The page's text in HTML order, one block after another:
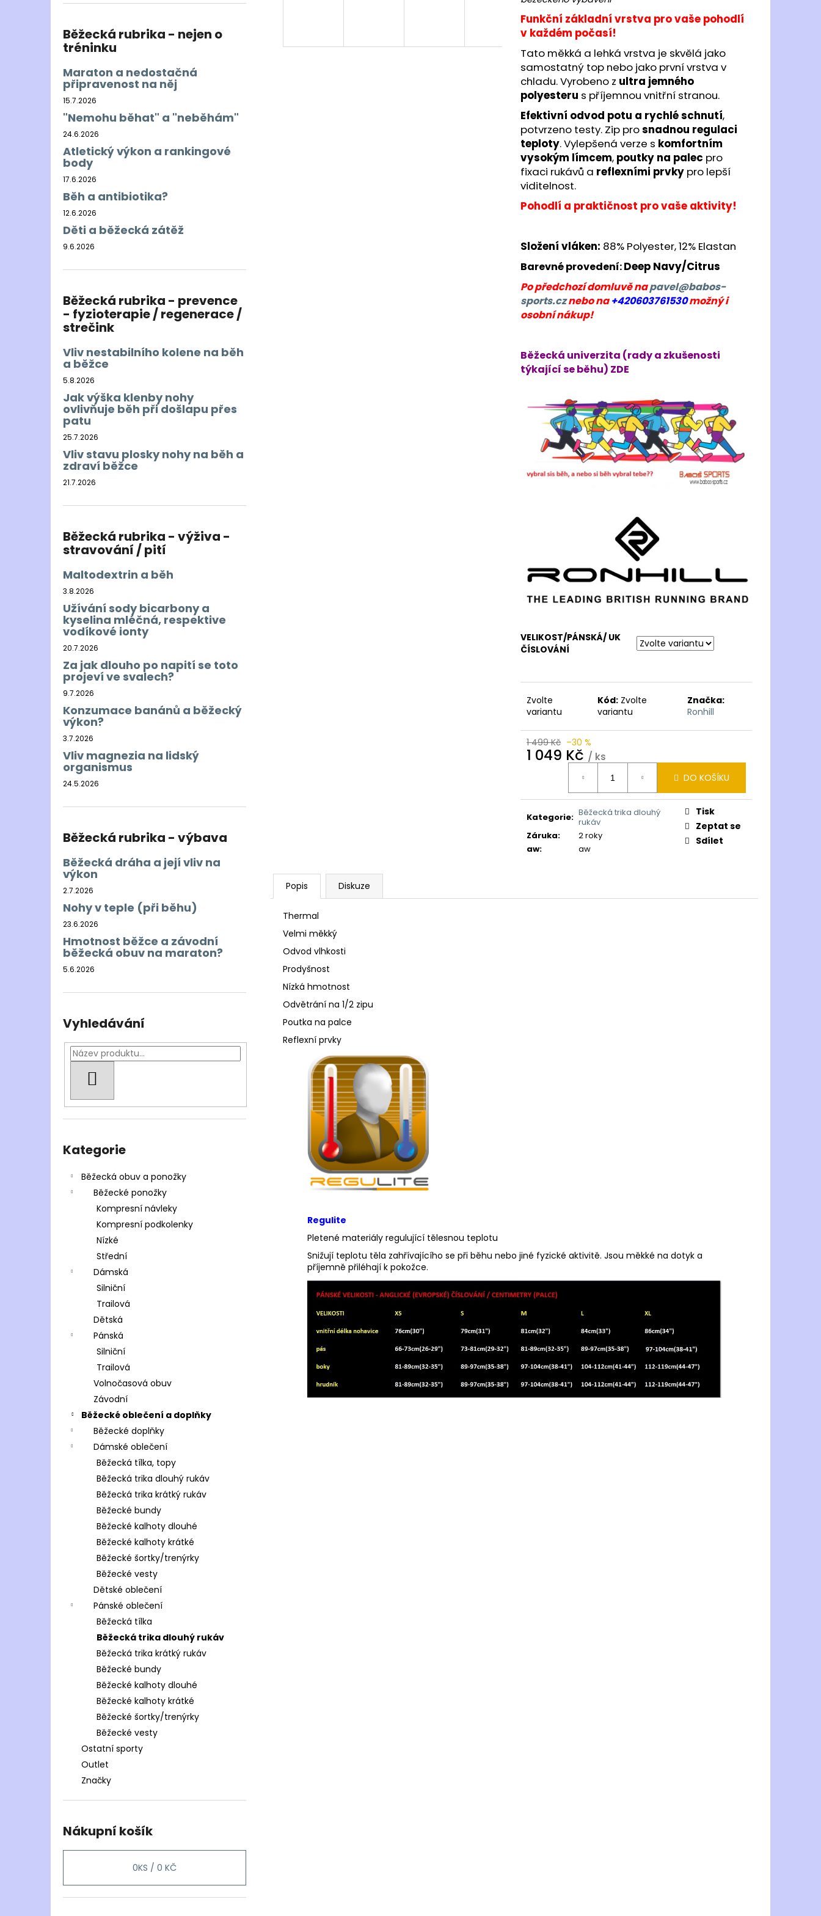
Běžecká rubrika - nejen o
tréninku
Maraton a nedostačná
připravenost na něj
15.7.2026
"Nemohu běhat" a "neběhám"
24.6.2026
Atletický výkon a rankingové
body
17.6.2026
Běh a antibiotika?
12.6.2026
Děti a běžecká zátěž
9.6.2026
Běžecká rubrika - prevence
- fyzioterapie / regenerace /
strečink
Vliv nestabilního kolene na běh
a běžce
5.8.2026
Jak výška klenby nohy
ovlivňuje běh při došlapu přes
patu
25.7.2026
Vliv stavu plosky nohy na běh a
zdraví běžce
21.7.2026
Běžecká rubrika - výživa -
stravování / pití
Maltodextrin a běh
3.8.2026
Užívání sody bicarbony a
kyselina mléčná, respektive
vodíkové ionty
20.7.2026
Za jak dlouho po napití se toto
projeví ve svalech?
9.7.2026
Konzumace banánů a běžecký
výkon?
3.7.2026
Vliv magnezia na lidský
organismus
24.5.2026
Běžecká rubrika - výbava
Běžecká dráha a její vliv na
výkon
2.7.2026
Nohy v teple (při běhu)
23.6.2026
Hmotnost běžce a závodní
běžecká obuv na maraton?
5.6.2026
Vyhledávání
kategorie
Kategorie
Běžecká obuv a ponožky
Běžecké ponožky
Kompresní návleky
Kompresní podkolenky
Nízké
Střední
Dámská
Silniční
Trailová
Dětská
Pánská
Silniční
Trailová
Volnočasová obuv
Závodní
Běžecké oblečení a doplňky
Běžecké doplňky
Dámské oblečení
Běžecká tílka, topy
Běžecká trika dlouhý rukáv
Běžecká trika krátký rukáv
Běžecké bundy
Běžecké kalhoty dlouhé
Běžecké kalhoty krátké
Běžecké šortky/trenýrky
Běžecké vesty
Dětské oblečení
Pánské oblečení
Běžecká tílka
Běžecká trika dlouhý rukáv
Běžecká trika krátký rukáv
Běžecké bundy
Běžecké kalhoty dlouhé
Běžecké kalhoty krátké
Běžecké šortky/trenýrky
Běžecké vesty
Ostatní sporty
Outlet
Značky
Nákupní košík
0KS / 0 KČ
Funkční základní vrstva pro vaše pohodlí
v každém počasí!
Tato měkká a lehká vrstva je skvělá jako
samostatný top nebo jako první vrstva v
chladu. Vyrobeno z ultra jemného
polyesteru s příjemnou vnitřní stranou.
Efektivní odvod potu a rychlé schnutí,
potvrzeno testy. Zip prosnadnou regulaci
teploty. Vylepšená verze s komfortním
vysokým límcem, poutky na palec pro
fixaci rukávů a reflexními prvky pro lepší
viditelnost.
Pohodlí a praktičnost pro vaše aktivity!
Složení vláken: 88% Polyester, 12% Elastan
Barevné provedení:Deep Navy/Citrus
Po předchozí domluvě napavel@babos-
sports.cznebo na+420603761530možný i
osobní nákup!
Běžecká univerzita (rady a zkušenosti
týkající se běhu) ZDE
VELIKOST/PÁNSKÁ/ UK
ČÍSLOVÁNÍ
Zvolte
variantu
Kód: Zvolte
variantu
Značka:
Ronhill
1 499 Kč –30 %
1 049 Kč / ks
DO KOŠÍKU
Kategorie: Běžecká trika dlouhý
rukáv
Záruka:
2 roky
aw: aw
Tisk
Zeptat se
Sdílet
Popis Diskuze
Thermal
Velmi měkký
Odvod vlhkosti
Prodyšnost
Nízká hmotnost
Odvětrání na 1/2 zipu
Poutka na palce
Reflexní prvky
Regulite
Pletené materiály regulující tělesnou teplotu
Snižují teplotu těla zahřívajícího se při běhu nebo jiné fyzické aktivitě. Jsou měkké na dotyk a
příjemně přiléhají k pokožce.
BĚŽECKÁ BUNDA RONHILL EVERYDAY
899 Kč
Původně:1 200 Kč
BĚŽECKÉ KALHOTY RONHILL MOMENTUM
SCULP CROP TIGHT
1 440 Kč